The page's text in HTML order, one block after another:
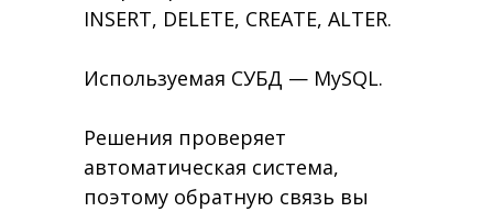
INSERT, DELETE, CREATE, ALTER.
Используемая СУБД — MySQL.
Решения проверяет
автоматическая система,
поэтому обратную связь вы